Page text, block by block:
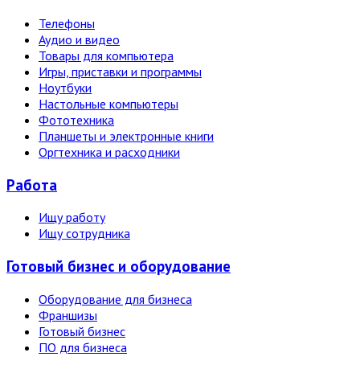
Телефоны
Аудио и видео
Товары для компьютера
Игры, приставки и программы
Ноутбуки
Настольные компьютеры
Фототехника
Планшеты и электронные книги
Оргтехника и расходники
Работа
Ищу работу
Ищу сотрудника
Готовый бизнес и оборудование
Оборудование для бизнеса
Франшизы
Готовый бизнес
ПО для бизнеса